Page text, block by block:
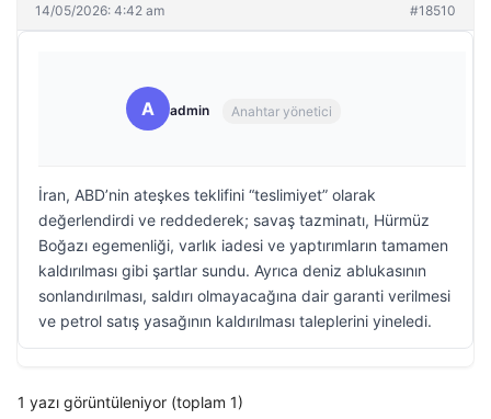
14/05/2026: 4:42 am #18510
A admin Anahtar yönetici
İran, ABD’nin ateşkes teklifini “teslimiyet” olarak
değerlendirdi ve reddederek; savaş tazminatı, Hürmüz
Boğazı egemenliği, varlık iadesi ve yaptırımların tamamen
kaldırılması gibi şartlar sundu. Ayrıca deniz ablukasının
sonlandırılması, saldırı olmayacağına dair garanti verilmesi
ve petrol satış yasağının kaldırılması taleplerini yineledi.
1 yazı görüntüleniyor (toplam 1)